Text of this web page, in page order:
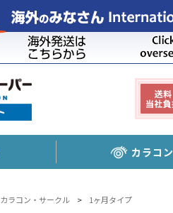
カラコン
カラコン・サークル > 1ヶ月タイプ